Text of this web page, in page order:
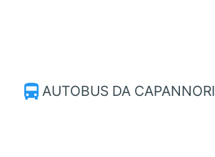
directions_bus AUTOBUS DA